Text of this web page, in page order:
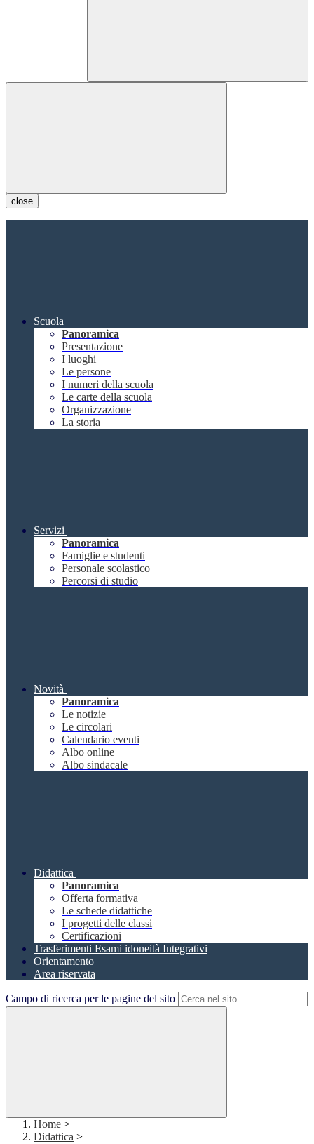
close
Scuola
Panoramica
Presentazione
I luoghi
Le persone
I numeri della scuola
Le carte della scuola
Organizzazione
La storia
Servizi
Panoramica
Famiglie e studenti
Personale scolastico
Percorsi di studio
Novità
Panoramica
Le notizie
Le circolari
Calendario eventi
Albo online
Albo sindacale
Didattica
Panoramica
Offerta formativa
Le schede didattiche
I progetti delle classi
Certificazioni
Trasferimenti Esami idoneità Integrativi
Orientamento
Area riservata
Campo di ricerca per le pagine del sito
Home >
Didattica >